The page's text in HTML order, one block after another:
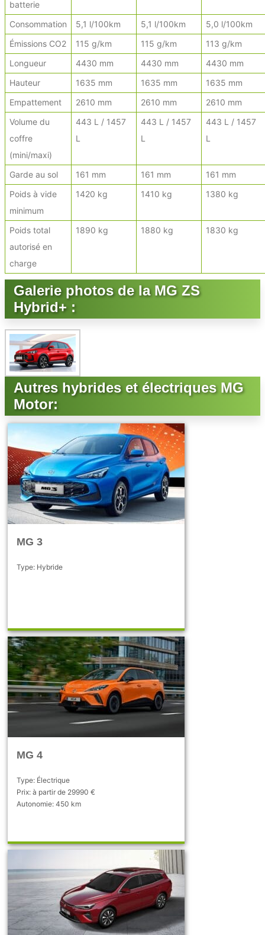
batterie
Consommation 5,1 l/100km 5,1 l/100km
5,0 l/100km
Émissions CO2
115 g/km 115 g/km
113 g/km
Longueur
4430 mm 4430 mm
4430 mm
Hauteur
1635 mm 1635 mm
1635 mm
Empattement
2610 mm 2610 mm
2610 mm
Volume du
coffre
(mini/maxi)
443 L / 1457
L
443 L / 1457
L
443 L / 1457
L
Garde au sol 161 mm 161 mm
161 mm
Poids à vide
minimum
1420 kg 1410 kg 1380 kg
Poids total
autorisé en
charge
1890 kg 1880 kg 1830 kg
Galerie photos de la MG ZS
Hybrid+ :
Autres hybrides et électriques MG
Motor:
MG 3
Type: Hybride
MG 4
Type: Électrique
Prix: à partir de 29990 €
Autonomie: 450 km